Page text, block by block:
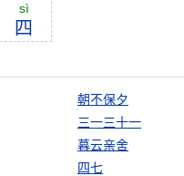
sì
四
朝不保夕
三一三十一
暮云亲舍
四七